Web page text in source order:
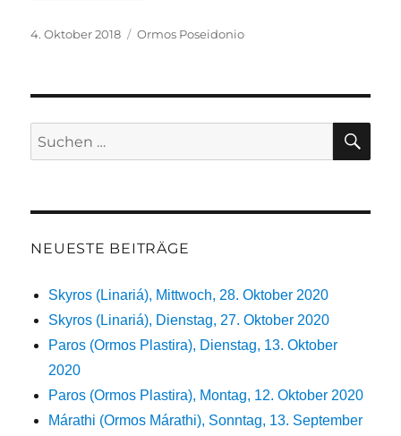
Veröffentlicht
4. Oktober 2018 Schlagwörter
Ormos Poseidonio
Suchen
nach:
NEUESTE BEITRÄGE
Skyros (Linariá), Mittwoch, 28. Oktober 2020
Skyros (Linariá), Dienstag, 27. Oktober 2020
Paros (Ormos Plastira), Dienstag, 13. Oktober
2020
Paros (Ormos Plastira), Montag, 12. Oktober 2020
Márathi (Ormos Márathi), Sonntag, 13. September